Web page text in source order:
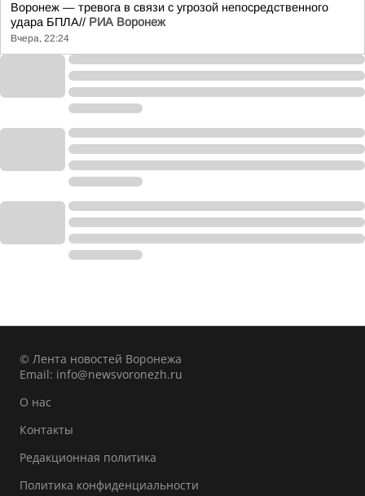
Воронеж — тревога в связи с угрозой непосредственного
удара БПЛА// РИА Воронеж
Вчера, 22:24
© Лента новостей Воронежа
Email: info@newsvoronezh.ru
О нас
Контакты
Редакционная политика
Политика конфиденциальности